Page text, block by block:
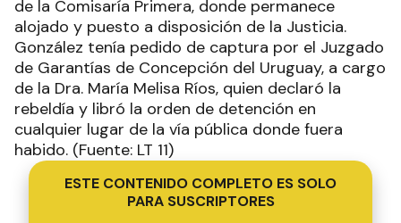
de la Comisaría Primera, donde permanece
alojado y puesto a disposición de la Justicia.
González tenía pedido de captura por el Juzgado
de Garantías de Concepción del Uruguay, a cargo
de la Dra. María Melisa Ríos, quien declaró la
rebeldía y libró la orden de detención en
cualquier lugar de la vía pública donde fuera
habido. (Fuente: LT 11)
ESTE CONTENIDO COMPLETO ES SOLO
PARA SUSCRIPTORES